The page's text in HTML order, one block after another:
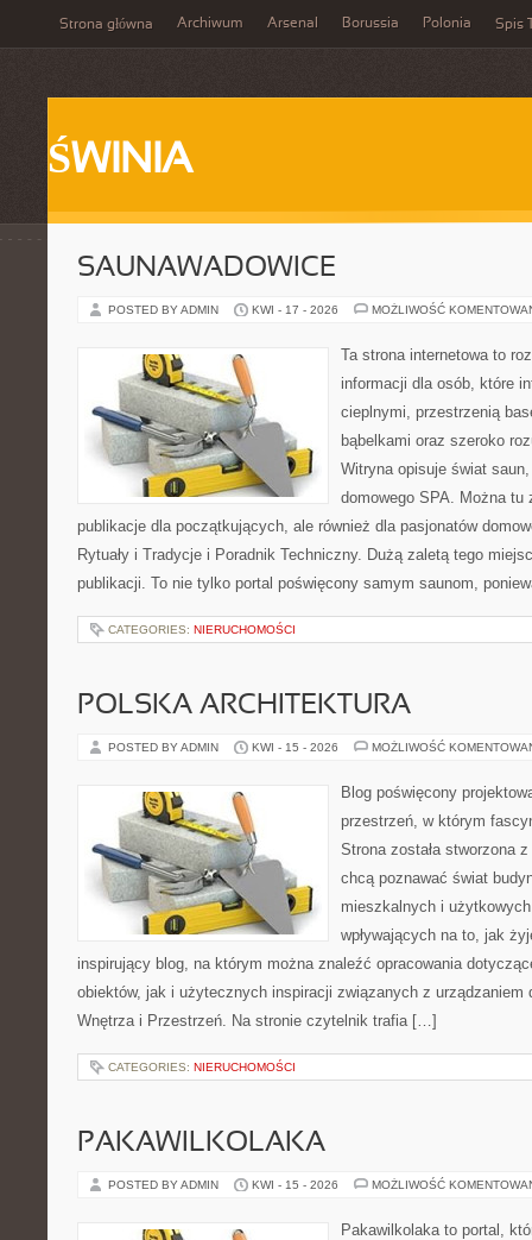
Strona główna Archiwum Arsenal Borussia Polonia Spis
ŚWINIA
SAUNAWADOWICE
POSTED BY ADMIN KWI - 17 - 2026 MOŻLIWOŚĆ
Ta strona internetowa to
informacji dla osób, które
cieplnymi, przestrzenią
bąbelkami oraz szeroko
Witryna opisuje świat
domowego SPA. Można tu
publikacje dla początkujących, ale również dla pasjonatów
Rytuały i Tradycje i Poradnik Techniczny. Dużą zaletą tego
publikacji. To nie tylko portal poświęcony samym saunom,
CATEGORIES: NIERUCHOMOŚCI
POLSKA ARCHITEKTURA
POSTED BY ADMIN KWI - 15 - 2026 MOŻLIWOŚĆ
Blog poświęcony
przestrzeń, w którym
Strona została stworzona
chcą poznawać świat
mieszkalnych i
wpływających na to, jak
inspirujący blog, na którym można znaleźć opracowania
obiektów, jak i użytecznych inspiracji związanych z urządzaniem
Wnętrza i Przestrzeń. Na stronie czytelnik trafia […]
CATEGORIES: NIERUCHOMOŚCI
PAKAWILKOLAKA
POSTED BY ADMIN KWI - 15 - 2026 MOŻLIWOŚĆ
Pakawilkolaka to portal,